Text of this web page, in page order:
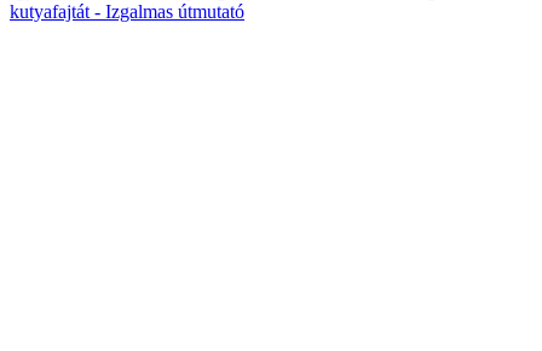
kutyafajtát - Izgalmas útmutató